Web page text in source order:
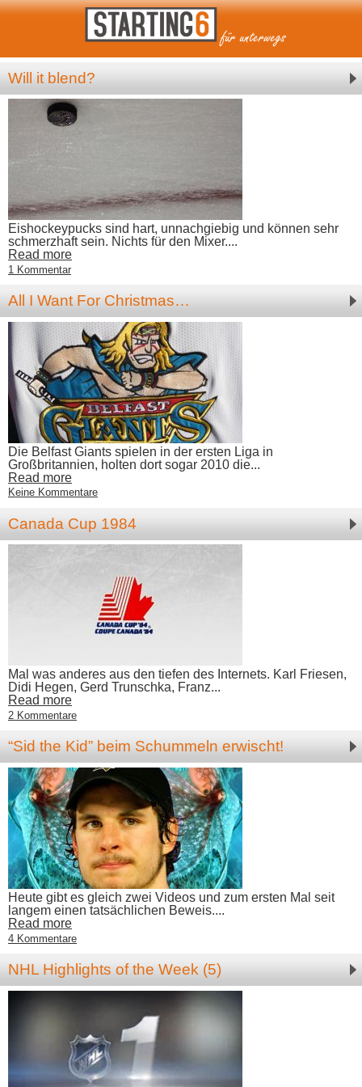
Will it blend?
Eishockeypucks sind hart, unnachgiebig und können sehr
schmerzhaft sein. Nichts für den Mixer....
Read more
1 Kommentar
All I Want For Christmas…
Die Belfast Giants spielen in der ersten Liga in
Großbritannien, holten dort sogar 2010 die...
Read more
Keine Kommentare
Canada Cup 1984
Mal was anderes aus den tiefen des Internets. Karl Friesen,
Didi Hegen, Gerd Trunschka, Franz...
Read more
2 Kommentare
“Sid the Kid” beim Schummeln erwischt!
Heute gibt es gleich zwei Videos und zum ersten Mal seit
langem einen tatsächlichen Beweis....
Read more
4 Kommentare
NHL Highlights of the Week (5)